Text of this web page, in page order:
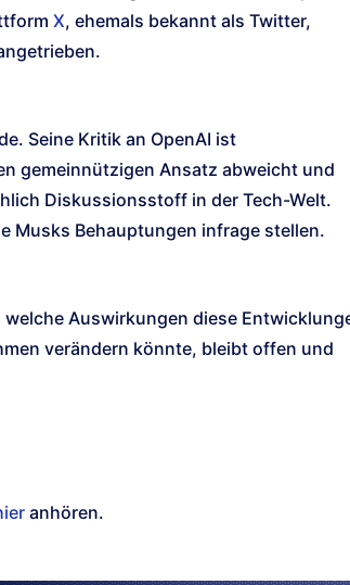
X, ehemals bekannt als Twitter,
Seine Kritik an OpenAI ist
gemeinnützigen Ansatz abweicht und
Diskussionsstoff in der Tech-Welt.
Musks Behauptungen infrage stellen.
Auswirkungen diese
verändern könnte, bleibt offen und
anhören.